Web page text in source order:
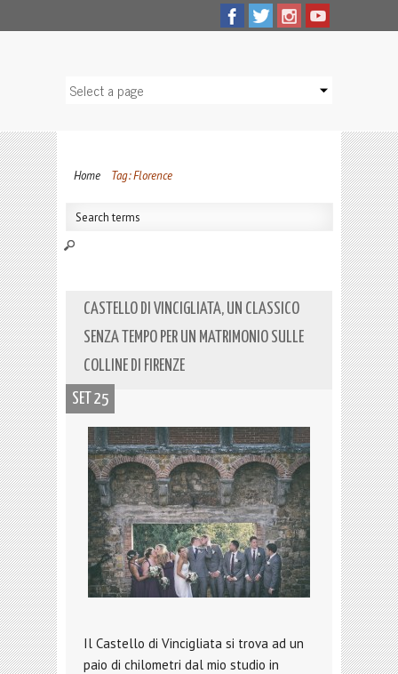
Home Tag: Florence
CASTELLO DI VINCIGLIATA, UN CLASSICO
SENZA TEMPO PER UN MATRIMONIO SULLE
COLLINE DI FIRENZE
SET 25
Il Castello di Vincigliata si trova ad un
paio di chilometri dal mio studio in